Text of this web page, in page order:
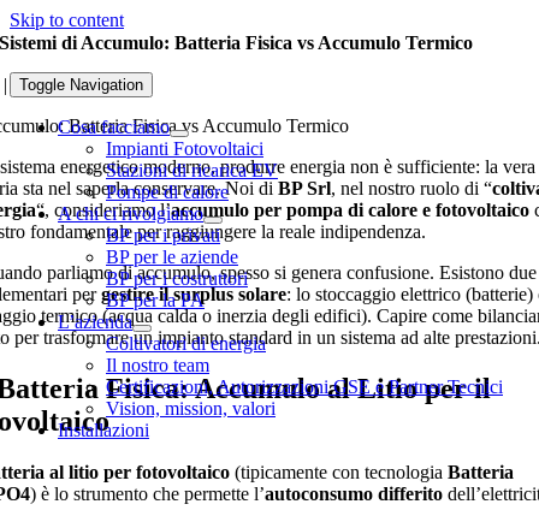
Skip to content
Toggle Navigation
Cosa facciamo
Impianti Fotovoltaici
Stazioni di ricarica EV
Pompe di calore
A chi ci rivolgiamo
BP per i privati
BP per le aziende
BP per i costruttori
BP per la PA
L’azienda
Coltivatori di energia
Il nostro team
Certificazioni, Autorizzazioni GSE e Partner Tecnici
Vision, mission, valori
Installazioni
Sistemi di Accumulo: Batteria Fisica vs Accumulo Termico
|
Batteria Fisica vs Accumulo Termico
energetico moderno, produrre energia non è sufficiente: la vera
sta nel saperla conservare. Noi di BP Srl, nel nostro ruolo di “
“, consideriamo l’accumulo per pompa di calore e fotovoltaico
fondamentale per raggiungere la reale indipendenza.
parliamo di accumulo, spesso si genera confusione. Esistono
pergestire il surplus solare: lo stoccaggio elettrico (batterie)
termico (acqua calda o inerzia degli edifici). Capire come
per trasformare un impianto standard in un sistema ad alte
Fisica: Accumulo al Litio per il
al litio per fotovoltaico (tipicamente con tecnologia Batteria
) è lo strumento che permette l’autoconsumo differito